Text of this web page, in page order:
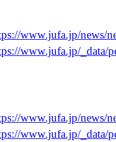
www.jufa.jp/news/
www.jufa.jp/_data/
www.jufa.jp/news/
www.jufa.jp/_data/